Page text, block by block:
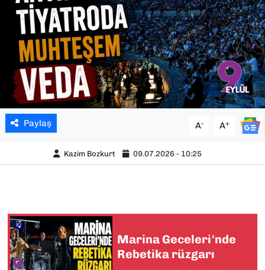
Paylaş A- A+
Kazim Bozkurt 09.07.2026 - 10:25
Marina Geceleri'nde
Rebetika rüzgarı